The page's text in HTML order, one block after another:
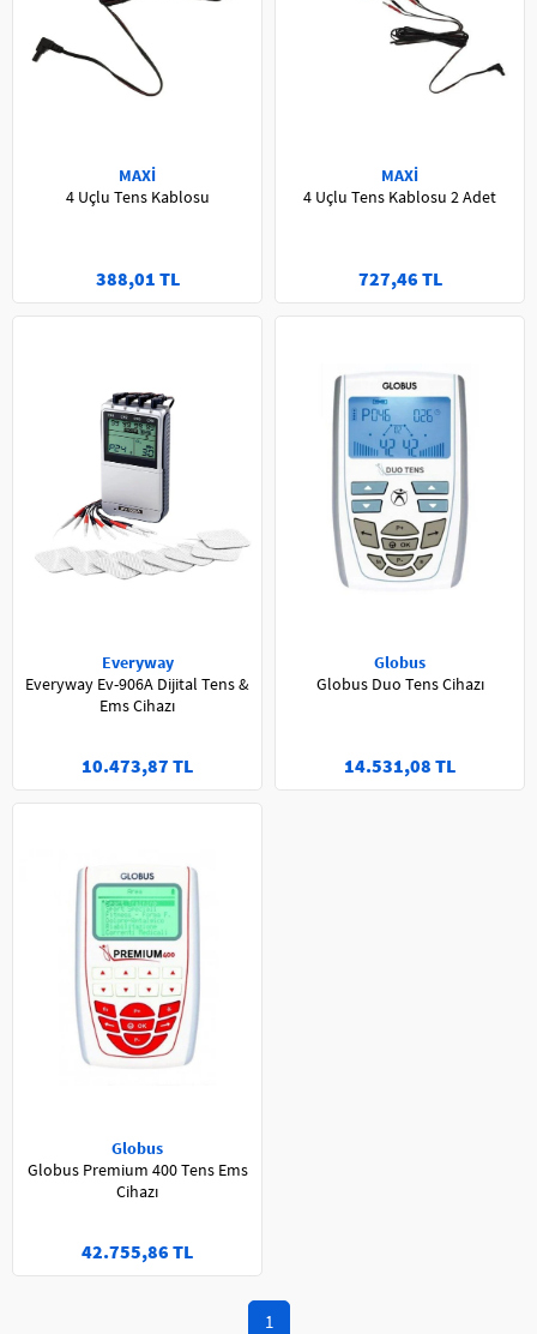
MAXİ
4 Uçlu Tens Kablosu
388,01 TL
MAXİ
4 Uçlu Tens Kablosu 2 Adet
727,46 TL
Everyway
Everyway Ev-906A Dijital Tens &
Ems Cihazı
10.473,87 TL
Globus
Globus Duo Tens Cihazı
14.531,08 TL
Globus
Globus Premium 400 Tens Ems
Cihazı
42.755,86 TL
1